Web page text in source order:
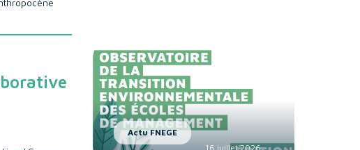
Actu FNEGE
16 juillet 2026